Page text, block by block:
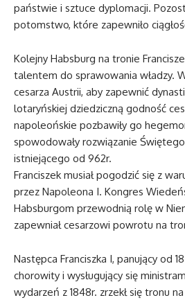
państwie i sztuce dyplomacji.
potomstwo, które zapewniło
Kolejny Habsburg na tronie
talentem do sprawowania władzy.
cesarza Austrii, aby zapewnić
lotaryńskiej dziedziczną godność
napoleońskie pozbawiły go
spowodowały rozwiązanie
istniejącego od 962r.
Franciszek musiał pogodzić się z
przez Napoleona I. Kongres
Habsburgom przewodnią rolę w
zapewniał cesarzowi powrotu na
Następca Franciszka I, panujący od
chorowity i wysługujący się
wydarzeń z 1848r. zrzekł się tronu